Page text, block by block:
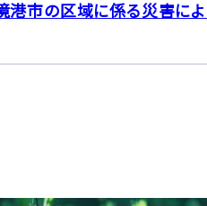
市の区域に係る災害に